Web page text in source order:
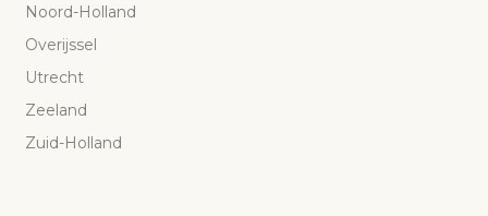
Noord-Holland
Overijssel
Utrecht
Zeeland
Zuid-Holland